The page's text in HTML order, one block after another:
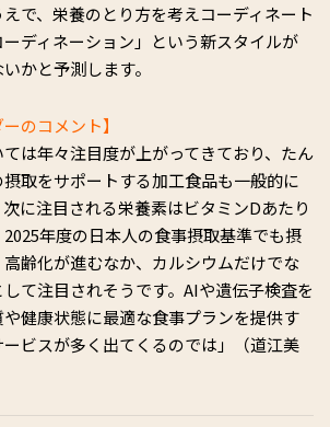
で、栄養のとり方を考えコーディネート
ディネーション」という新スタイルが
かと予測します。
のコメント】
ては年々注目度が上がってきており、たん
取をサポートする加工食品も一般的に
に注目される栄養素はビタミンDあたり
年度の日本人の食事摂取基準でも摂
齢化が進むなか、カルシウムだけでな
て注目されそうです。AIや遺伝子検査を
健康状態に最適な食事プランを提供す
ビスが多く出てくるのでは」（道江美